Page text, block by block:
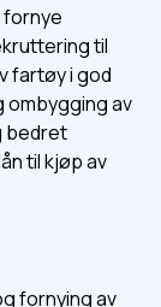
fornye
til
fartøy i god
ombygging av
bedret
til kjøp av
fornying av